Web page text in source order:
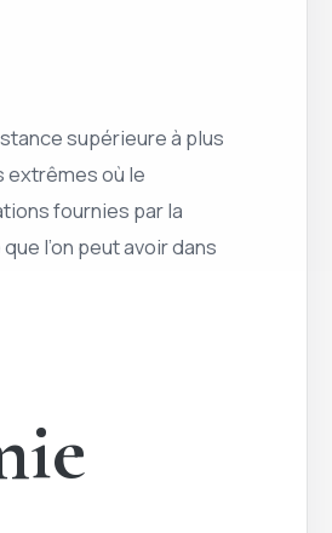
supérieure à plus
extrêmes où le
fournies par la
l’on peut avoir dans